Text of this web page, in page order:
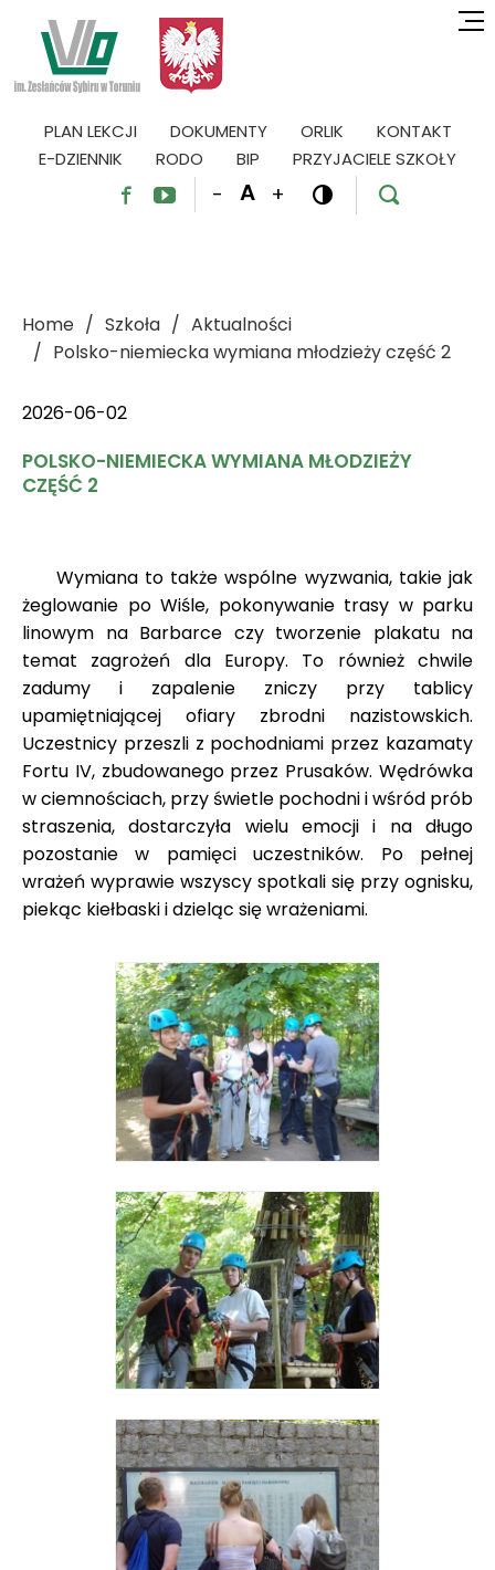
PLAN LEKCJI DOKUMENTY ORLIK
KONTAKT
E-DZIENNIK
RODO BIP PRZYJACIELE SZKOŁY
  - A +  
Home Szkoła
Aktualności
Polsko-niemiecka wymiana młodzieży część 2
2026-06-02
POLSKO-NIEMIECKA WYMIANA MŁODZIEŻY
CZĘŚĆ 2
Wymiana to także wspólne wyzwania, takie jak
żeglowanie po Wiśle, pokonywanie trasy w parku
linowym na Barbarce czy tworzenie plakatu na
temat zagrożeń dla Europy. To również chwile
zadumy i zapalenie zniczy przy tablicy
upamiętniającej ofiary zbrodni nazistowskich.
Uczestnicy przeszli z pochodniami przez kazamaty
Fortu IV, zbudowanego przez Prusaków. Wędrówka
w ciemnościach, przy świetle pochodni i wśród prób
straszenia, dostarczyła wielu emocji i na długo
pozostanie w pamięci uczestników. Po pełnej
wrażeń wyprawie wszyscy spotkali się przy ognisku,
piekąc kiełbaski i dzieląc się wrażeniami.